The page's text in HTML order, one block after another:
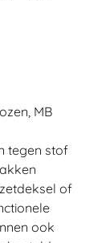
MB
tegen stof
of
ook